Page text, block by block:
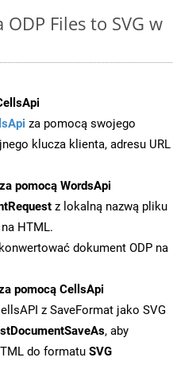
Files to SVG w
za pomocą swojego
klucza klienta, adresu URL
pomocą WordsApi
z lokalną nazwą pliku
HTML.
dokument ODP na
pomocą CellsApi
z SaveFormat jako SVG
, aby
do formatu SVG